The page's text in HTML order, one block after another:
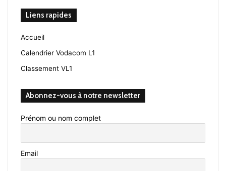
Liens rapides
Accueil
Calendrier Vodacom L1
Classement VL1
Abonnez-vous à notre newsletter
Prénom ou nom complet
Email